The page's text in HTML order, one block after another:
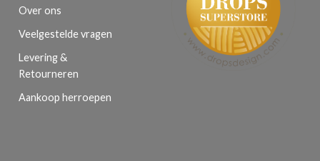
Over ons
Veelgestelde vragen
Levering &
Retourneren
Aankoop herroepen